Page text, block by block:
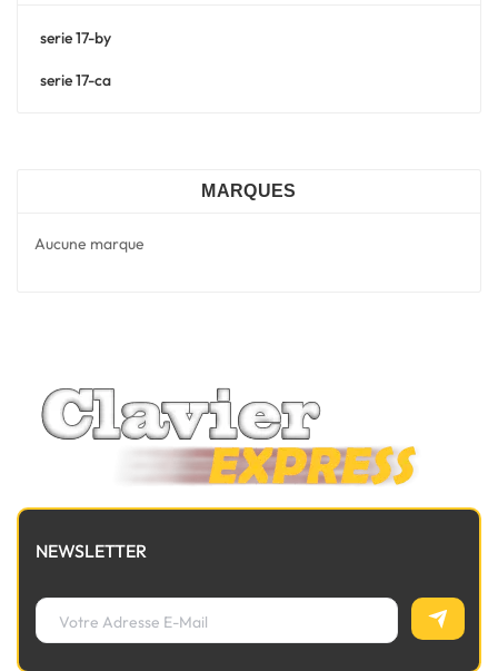
serie 17-by
serie 17-ca
MARQUES
Aucune marque
NEWSLETTER